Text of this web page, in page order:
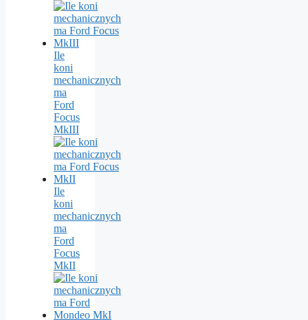
Ile
koni
mechanicznych
ma
Ford
Focus
MkIII
Ile
koni
mechanicznych
ma
Ford
Focus
MkII